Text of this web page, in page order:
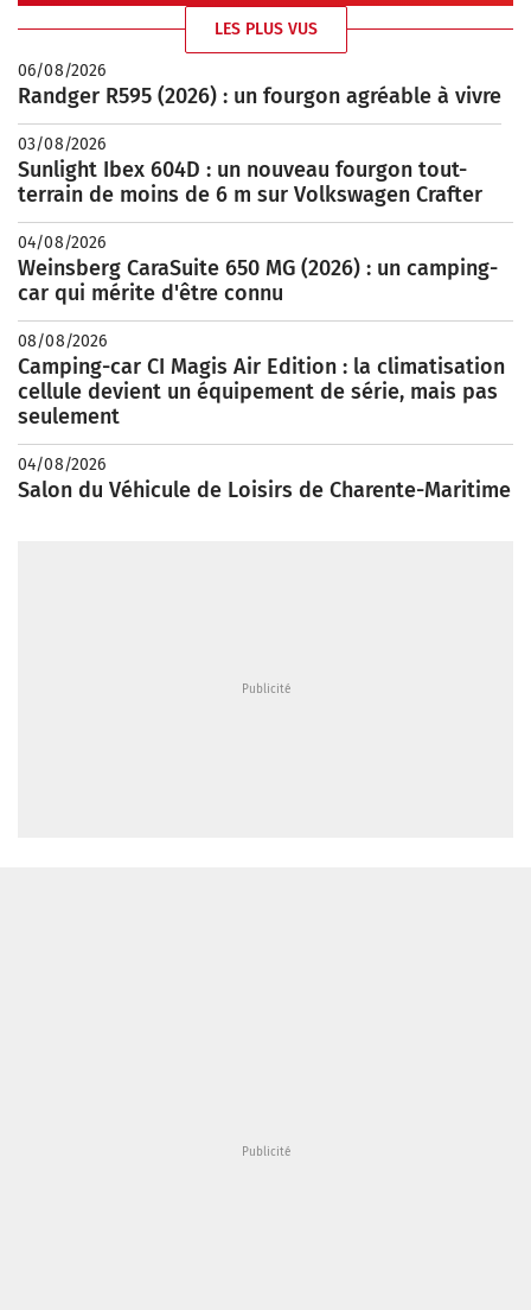
LES PLUS VUS
06/08/2026
Randger R595 (2026) : un fourgon agréable à vivre
03/08/2026
Sunlight Ibex 604D : un nouveau fourgon tout-
terrain de moins de 6 m sur Volkswagen Crafter
04/08/2026
Weinsberg CaraSuite 650 MG (2026) : un camping-
car qui mérite d'être connu
08/08/2026
Camping-car CI Magis Air Edition : la climatisation
cellule devient un équipement de série, mais pas
seulement
04/08/2026
Salon du Véhicule de Loisirs de Charente-Maritime